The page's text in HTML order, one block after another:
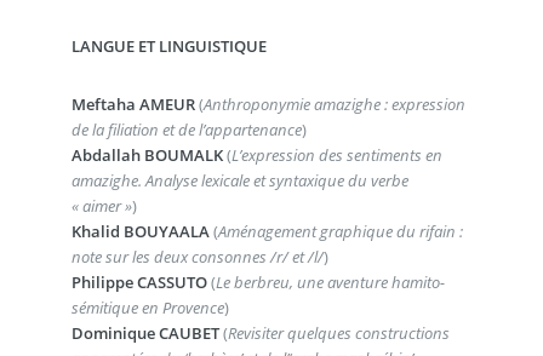
LANGUE ET LINGUISTIQUE
Meftaha AMEUR(Anthroponymie amazighe : expression
de la filiation et de l’appartenance)
Abdallah BOUMALK(L’expression des sentiments en
amazighe. Analyse lexicale et syntaxique du verbe
« aimer »)
Khalid BOUYAALA(Aménagement graphique du rifain :
note sur les deux consonnes /r/ et /l/)
Philippe CASSUTO(Le berbreu, une aventure hamito-
sémitique en Provence)
Dominique CAUBET(Revisiter quelques constructions